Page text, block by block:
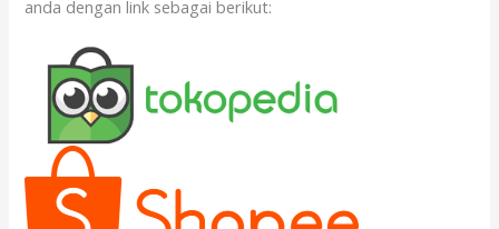
anda dengan link sebagai berikut: